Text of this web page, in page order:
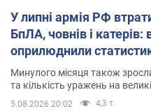
У липні армія РФ
БпЛА, човнів і
оприлюднили
Минулого місяця також
та кількість уражень на
5.08.2026 20:02 4,3 т.